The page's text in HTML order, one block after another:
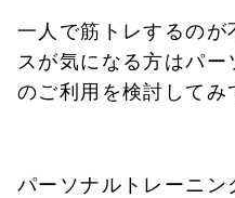
一人で筋トレするの
スが気になる方はパ
のご利用を検討してみ
パーソナルトレーニ